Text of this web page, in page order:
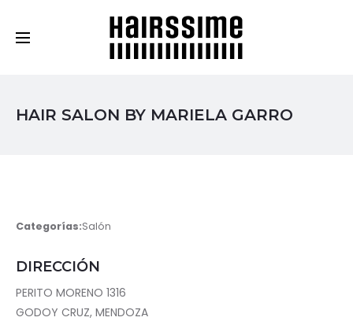
HAIR SALON BY MARIELA GARRO
Categorías:Salón
DIRECCIÓN
PERITO MORENO 1316
GODOY CRUZ, MENDOZA